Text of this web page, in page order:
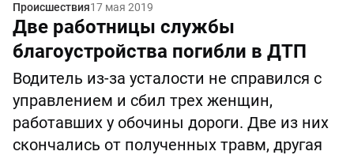
Происшествия17 мая 2019
Две работницы службы
благоустройства погибли в ДТП
Водитель из-за усталости не справился с
управлением и сбил трех женщин,
работавших у обочины дороги. Две из них
скончались от полученных травм, другая